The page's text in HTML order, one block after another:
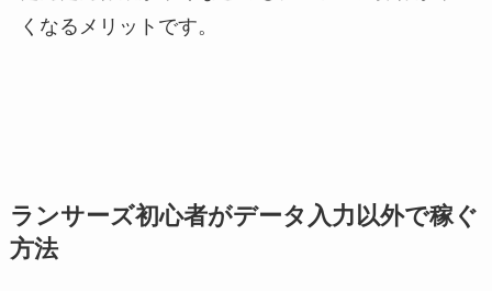
くなるメリットです。
ランサーズ初心者がデータ入力以外で稼ぐ
方法